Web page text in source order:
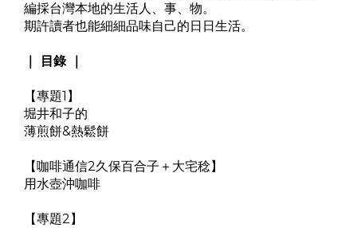
編採台灣本地的生活人、事、物。
期許讀者也能細細品味自己的日日生活。
｜ 目錄 ｜
【專題1】
堀井和子的
薄煎餅&熱鬆餅
【咖啡通信2久保百合子＋大宅稔】
用水壺沖咖啡
【專題2】